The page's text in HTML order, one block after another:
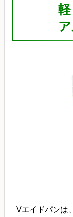
Vエイドパンは